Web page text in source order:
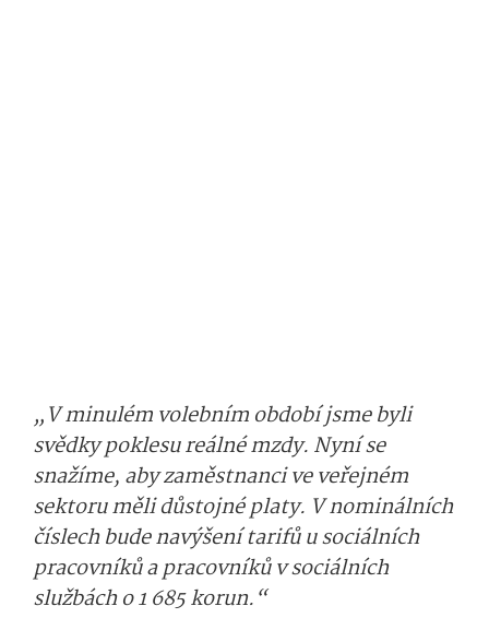
„V minulém volebním období jsme byli
svědky poklesu reálné mzdy. Nyní se
snažíme, aby zaměstnanci ve veřejném
sektoru měli důstojné platy. V nominálních
číslech bude navýšení tarifů u sociálních
pracovníků a pracovníků v sociálních
službách o 1 685 korun.“